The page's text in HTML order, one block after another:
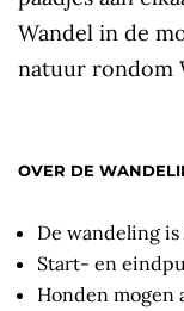
Wandel in de
natuur rondom
OVER DE
De wandeling
Start- en
Honden mogen